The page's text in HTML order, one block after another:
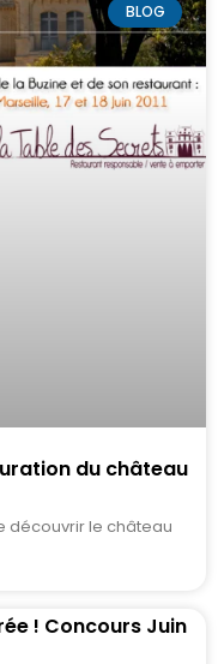
BLOG
du château
découvrir le château
! Concours Juin